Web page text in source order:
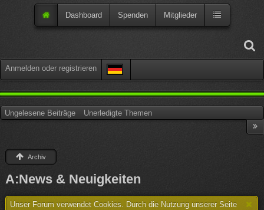
Anmelden oder registrieren
Dashboard Spenden Mitglieder
Ungelesene Beiträge Unerledigte Themen
Archiv
A:News & Neuigkeiten
Unser Forum verwendet Cookies. Durch die Nutzung unserer Seite